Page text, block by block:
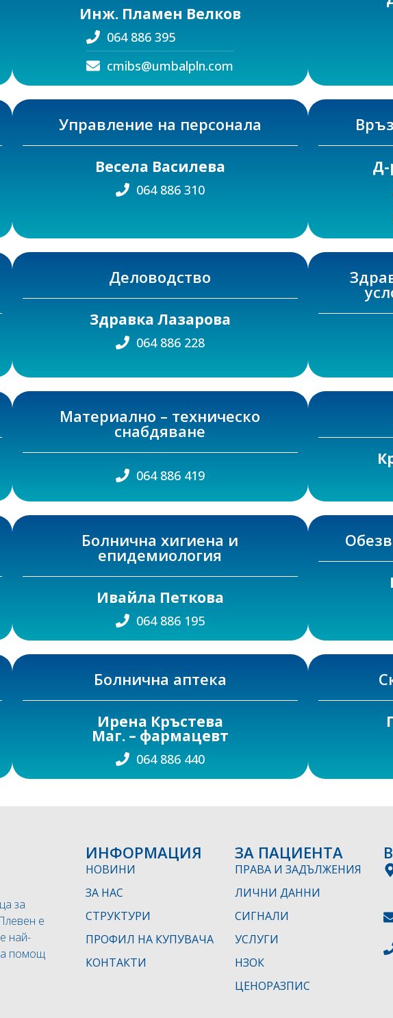
Инж. Пламен Велков
064 886 395
cmibs@umbalpln.com
Управление на персонала
Весела Василева
064 886 310
Д-
Деловодство
Здравка Лазарова
064 886 228
Материално – техническо
снабдяване
064 886 419
Болнична хигиена и
епидемиология
Ивайла Петкова
064 886 195
Болнична аптека
Ирена Кръстева
Маг. – фармацевт
064 886 440
за
е
най-
помощ
ИНФОРМАЦИЯ
НОВИНИ
ЗА НАС
СТРУКТУРИ
ПРОФИЛ НА КУПУВАЧА
КОНТАКТИ
ЗА ПАЦИЕНТА
ПРАВА И ЗАДЪЛЖЕНИЯ
ЛИЧНИ ДАННИ
СИГНАЛИ
УСЛУГИ
НЗОК
ЦЕНОРАЗПИС